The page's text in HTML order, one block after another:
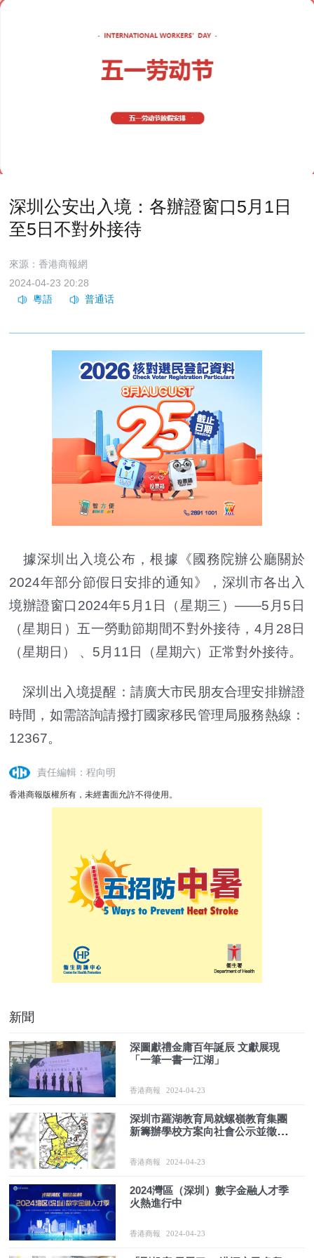
深圳公安出入境：各辦證窗口5月1日
至5日不對外接待
來源：香港商報網
2024-04-23 20:28
據深圳出入境公布，根據《國務院辦公廳關於
2024年部分節假日安排的通知》，深圳市各出入
境辦證窗口2024年5月1日（星期三）——5月5日
（星期日）五一勞動節期間不對外接待，4月28日
（星期日） 、5月11日（星期六）正常對外接待。
深圳出入境提醒：請廣大市民朋友合理安排辦證
時間，如需諮詢請撥打國家移民管理局服務熱線：
12367。
責任編輯：程向明
香港商報版權所有，未經書面允許不得使用。
新聞
深圖獻禮金庸百年誕辰 文獻展現
「一筆一書一江湖」
香港商報 2024-04-23
深圳市羅湖教育局就螺嶺教育集團
新籌辦學校方案向社會公示並徵求
香港商報 2024-04-23
​2024灣區（深圳）數字金融人才季
火熱進行中
香港商報 2024-04-23